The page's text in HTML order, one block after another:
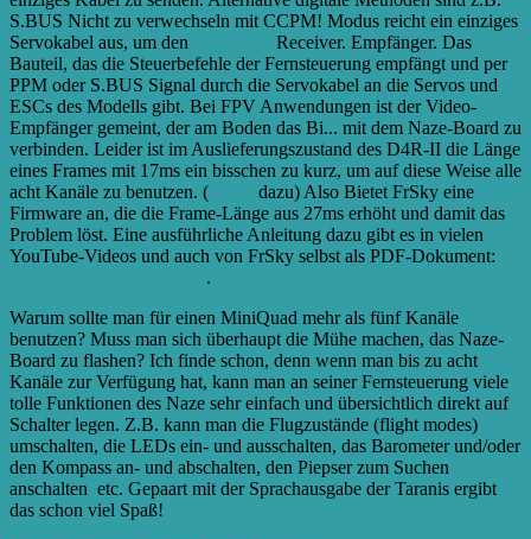
S.BUS Nicht zu verwechseln mit CCPM! Modus reicht ein einziges
Servokabel aus, um den
Receiver. Empfänger. Das
Bauteil, das die Steuerbefehle der Fernsteuerung empfängt und per
PPM oder S.BUS Signal durch die Servokabel an die Servos und
ESCs des Modells gibt. Bei FPV Anwendungen ist der Video-
Empfänger gemeint, der am Boden das Bi... mit dem Naze-Board zu
verbinden. Leider ist im Auslieferungszustand des D4R-II die Länge
eines Frames mit 17ms ein bisschen zu kurz, um auf diese Weise alle
acht Kanäle zu benutzen. (
dazu) Also Bietet FrSky eine
Firmware an, die die Frame-Länge aus 27ms erhöht und damit das
Problem löst. Eine ausführliche Anleitung dazu gibt es in vielen
YouTube-Videos und auch von FrSky selbst als PDF-Dokument:
.
Warum sollte man für einen MiniQuad mehr als fünf Kanäle
benutzen? Muss man sich überhaupt die Mühe machen, das Naze-
Board zu flashen? Ich finde schon, denn wenn man bis zu acht
Kanäle zur Verfügung hat, kann man an seiner Fernsteuerung viele
tolle Funktionen des Naze sehr einfach und übersichtlich direkt auf
Schalter legen. Z.B. kann man die Flugzustände (flight modes)
umschalten, die LEDs ein- und ausschalten, das Barometer und/oder
den Kompass an- und abschalten, den Piepser zum Suchen
anschalten etc. Gepaart mit der Sprachausgabe der Taranis ergibt
das schon viel Spaß!